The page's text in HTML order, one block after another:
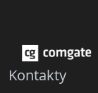
Kontakty